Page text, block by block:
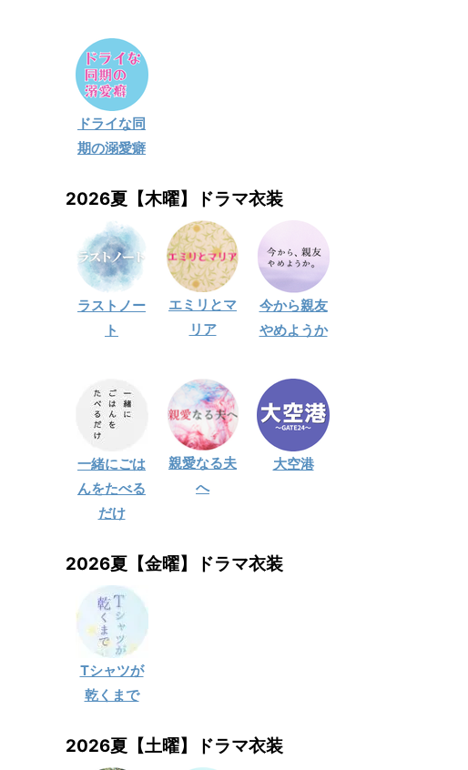
ドライな同
期の溺愛癖
2026夏【木曜】ドラマ衣装
ラストノー
ト
エミリとマ
リア
今から親友
やめようか
一緒にごは
んをたべる
だけ
親愛なる夫
へ
大空港
2026夏【金曜】ドラマ衣装
Tシャツが
乾くまで
2026夏【土曜】ドラマ衣装